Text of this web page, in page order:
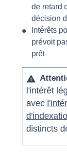
de retard
décision
Intérêts
prévoit
prêt
warning
l'intérêt
avec
distincts